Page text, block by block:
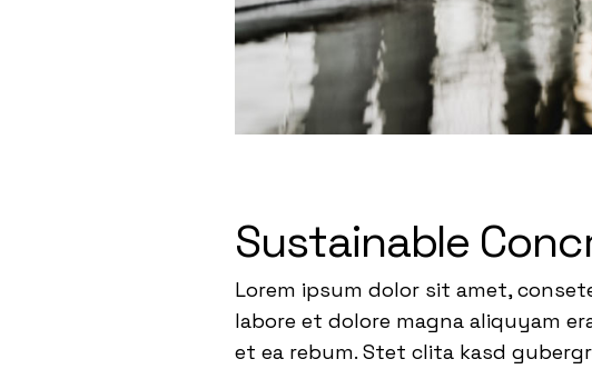
Sustainable
Lorem ipsum dolor sit amet,
labore et dolore magna aliquyam
et ea rebum. Stet clita kasd